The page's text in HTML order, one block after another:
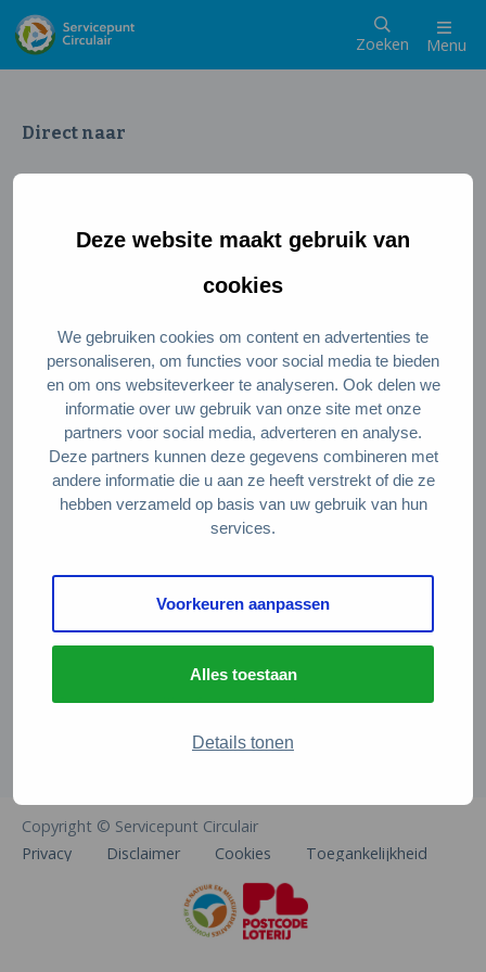
Deze website maakt gebruik van
cookies
We gebruiken cookies om content en advertenties te
personaliseren, om functies voor social media te bieden
en om ons websiteverkeer te analyseren. Ook delen we
informatie over uw gebruik van onze site met onze
partners voor social media, adverteren en analyse.
Deze partners kunnen deze gegevens combineren met
andere informatie die u aan ze heeft verstrekt of die ze
hebben verzameld op basis van uw gebruik van hun
services.
Voorkeuren aanpassen
Alles toestaan
Details tonen
Zoeken Menu
Direct naar
Wat is een circulaire samenleving
Meedoen als ondernemer
Circulaire producten en diensten
Wie zijn wij?
Over ons
Stel je vraag
Servicepunt Team
Veelgestelde vragen
De Natuur en Milieufederaties
Arthur van Schendelstraat 600
info@natuurenmilieufederaties.nl
Copyright © Servicepunt Circulair
Privacy
Disclaimer Cookies Toegankelijkheid